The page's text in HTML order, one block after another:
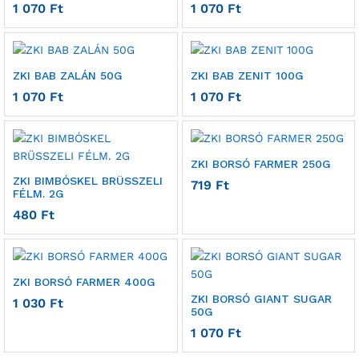
1 070 Ft 1 070 Ft
ZKI BAB ZALÁN 50G
1 070 Ft
ZKI BAB ZENIT 100G
1 070 Ft
ZKI BIMBÓSKEL BRÜSSZELI
FÉLM. 2G
480 Ft
ZKI BORSÓ FARMER 250G
719 Ft
ZKI BORSÓ FARMER 400G
1 030 Ft
ZKI BORSÓ GIANT SUGAR
50G
1 070 Ft